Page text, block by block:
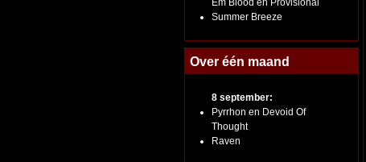
Em Blood en Provisional
Summer Breeze
Over één maand
8 september:
Pyrrhon en Devoid Of
Thought
Raven